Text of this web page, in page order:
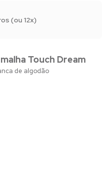
(ou 12x)
Touch Dream
de algodão